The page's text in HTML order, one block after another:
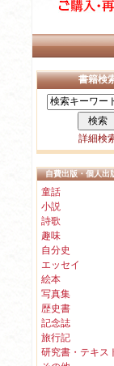
書籍検
詳細検
自費出版・個人出
童話
小説
詩歌
趣味
自分史
エッセイ
絵本
写真集
歴史書
記念誌
旅行記
研究書・テキス